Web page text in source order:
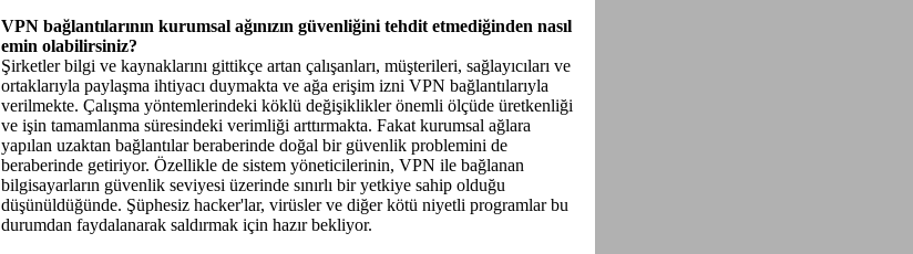
VPN bağlantılarının kurumsal ağınızın güvenliğini tehdit etmediğinden nasıl
emin olabilirsiniz?
Şirketler bilgi ve kaynaklarını gittikçe artan çalışanları, müşterileri, sağlayıcıları ve
ortaklarıyla paylaşma ihtiyacı duymakta ve ağa erişim izni VPN bağlantılarıyla
verilmekte. Çalışma yöntemlerindeki köklü değişiklikler önemli ölçüde üretkenliği
ve işin tamamlanma süresindeki verimliği arttırmakta. Fakat kurumsal ağlara
yapılan uzaktan bağlantılar beraberinde doğal bir güvenlik problemini de
beraberinde getiriyor. Özellikle de sistem yöneticilerinin, VPN ile bağlanan
bilgisayarların güvenlik seviyesi üzerinde sınırlı bir yetkiye sahip olduğu
düşünüldüğünde. Şüphesiz hacker'lar, virüsler ve diğer kötü niyetli programlar bu
durumdan faydalanarak saldırmak için hazır bekliyor.